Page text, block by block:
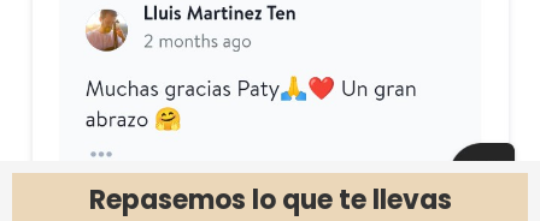
Repasemos lo que te llevas